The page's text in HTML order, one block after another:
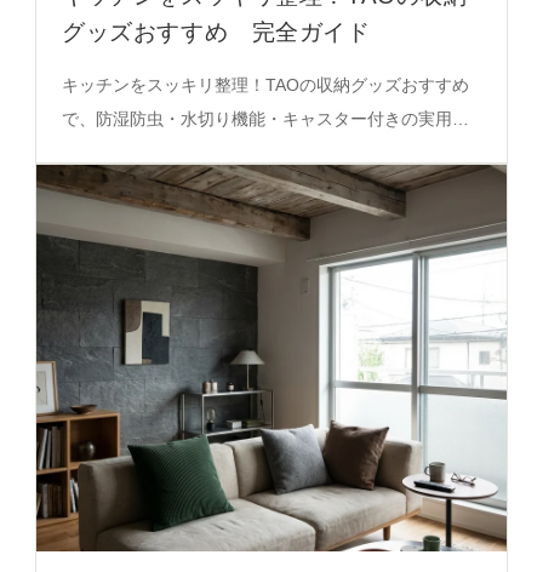
グッズおすすめ 完全ガイド
キッチンをスッキリ整理！TAOの収納グッズおすすめ
で、防湿防虫・水切り機能・キャスター付きの実用性